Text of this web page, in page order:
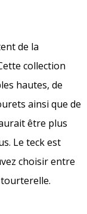
de la
collection
hautes, de
ainsi que de
être plus
Le teck est
choisir entre